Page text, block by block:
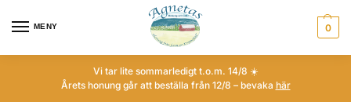
MENY 0
Vi tar lite sommarledigt t.o.m. 14/8 ☀️
Årets honung går att beställa från 12/8 – bevaka här